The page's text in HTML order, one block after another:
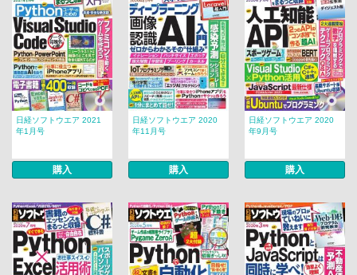
日経ソフトウエア 2021
年1月号
購入
日経ソフトウエア 2020
年11月号
購入
日経ソフトウエア 2020
年9月号
購入